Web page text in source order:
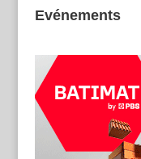
Evénements